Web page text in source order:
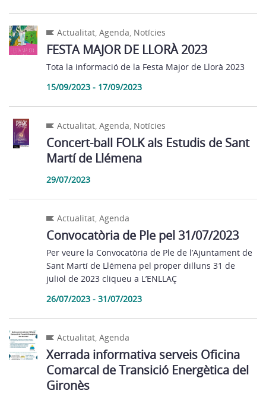
Actualitat,Agenda, Notícies
FESTA MAJOR DE LLORÀ 2023
Tota la informació de la Festa Major de Llorà 2023
15/09/2023 - 17/09/2023
Actualitat,Agenda, Notícies
Concert-ball FOLK als Estudis de Sant
Martí de Llémena
29/07/2023
Actualitat,Agenda
Convocatòria de Ple pel 31/07/2023
Per veure la Convocatòria de Ple de l’Ajuntament de
Sant Martí de Llémena pel proper dilluns 31 de
juliol de 2023 cliqueu a L’ENLLAÇ
26/07/2023 - 31/07/2023
Actualitat,Agenda
Xerrada informativa serveis Oficina
Comarcal de Transició Energètica del
Gironès